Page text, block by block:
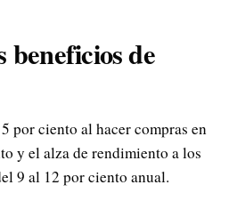
beneficios de
por ciento al hacer compras en
y el alza de rendimiento a los
9 al 12 por ciento anual.